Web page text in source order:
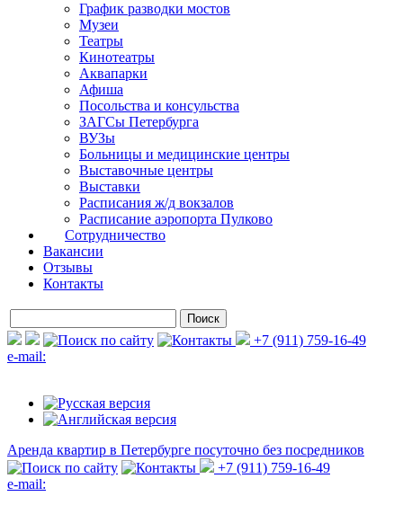
График разводки мостов
Музеи
Театры
Кинотеатры
Аквапарки
Афиша
Посольства и консульства
ЗАГСы Петербурга
ВУЗы
Больницы и медицинские центры
Выставочные центры
Выставки
Расписания ж/д вокзалов
Расписание аэропорта Пулково
Сотрудничество
Вакансии
Отзывы
Контакты
+7 (911) 759-16-49
e-mail:
Аренда квартир в Петербурге посуточно без посредников
+7 (911) 759-16-49
e-mail: